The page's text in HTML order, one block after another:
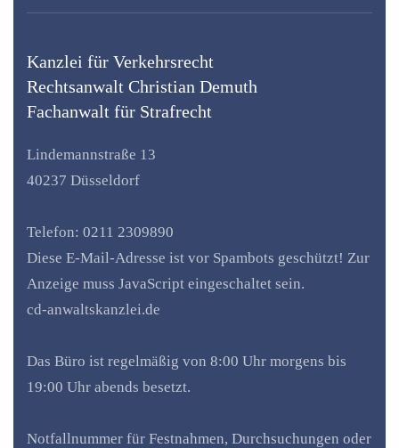
Kanzlei für Verkehrsrecht
Rechtsanwalt Christian Demuth
Fachanwalt für Strafrecht
Lindemannstraße 13
40237 Düsseldorf
Telefon: 0211 2309890
Diese E-Mail-Adresse ist vor Spambots geschützt! Zur
Anzeige muss JavaScript eingeschaltet sein.
cd-anwaltskanzlei.de
Das Büro ist regelmäßig von 8:00 Uhr morgens bis
19:00 Uhr abends besetzt.
Notfallnummer für Festnahmen, Durchsuchungen oder